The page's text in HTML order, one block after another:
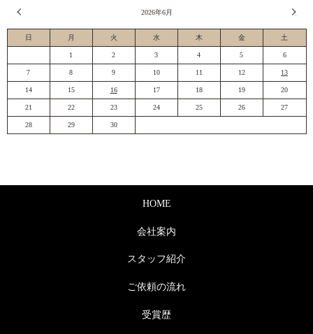
2026年6月
日 月 火 水 木 金 土
7月 »
1 2 3 4 5 6
7 8 9 10 11 12 13
14 15 16 17 18 19 20
21 22 23 24 25 26 27
28 29 30
HOME
会社案内
スタッフ紹介
ご依頼の流れ
受賞歴